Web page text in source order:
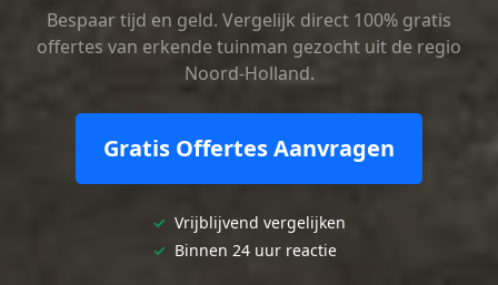
Bespaar tijd en geld. Vergelijk direct 100% gratis
offertes van erkende tuinman gezocht uit de regio
Noord-Holland.
Gratis Offertes Aanvragen
✓ Vrijblijvend vergelijken
✓ Binnen 24 uur reactie